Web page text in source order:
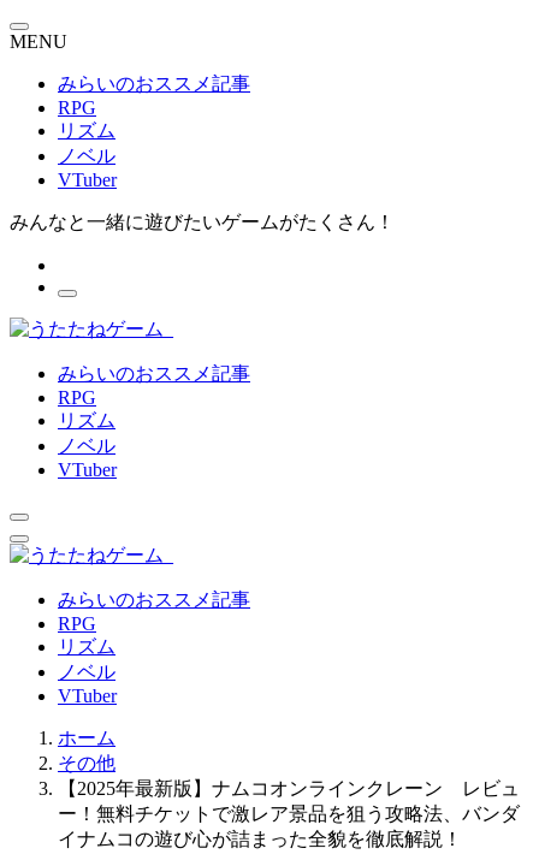
MENU
みらいのおススメ記事
RPG
リズム
ノベル
VTuber
みんなと一緒に遊びたいゲームがたくさん！
みらいのおススメ記事
RPG
リズム
ノベル
VTuber
みらいのおススメ記事
RPG
リズム
ノベル
VTuber
ホーム
その他
【2025年最新版】ナムコオンラインクレーン レビュ
ー！無料チケットで激レア景品を狙う攻略法、バンダ
イナムコの遊び心が詰まった全貌を徹底解説！